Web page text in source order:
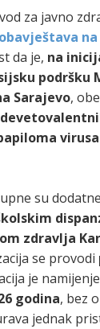
za javno
obavještava
da je, na
podršku
Sarajevo,
virusa
su
zdravlja
se provodi
je
godina, bez
jednak